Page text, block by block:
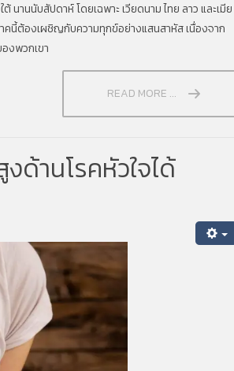
านนับสัปดาห์ โดยเฉพาะ เวียดนาม ไทย ลาว และเมีย
นี้ต้องเผชิญกับความทุกข์อย่างแสนสาหัส เนื่องจาก
งพวกเขา
READ MORE ...
ด้านโรคหัวใจได้